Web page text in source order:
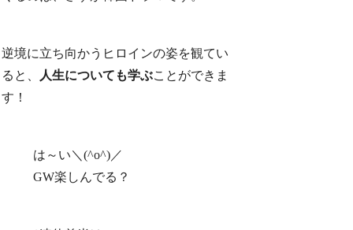
逆境に立ち向かうヒロインの姿を観てい
ると、
人生についても学ぶことができま
す！
は～い＼(^o^)／
GW楽しんでる？